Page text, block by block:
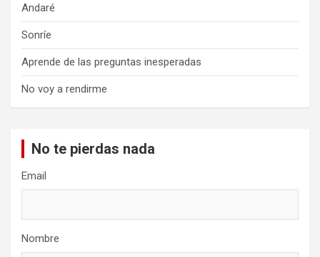
Andaré
Sonríe
Aprende de las preguntas inesperadas
No voy a rendirme
No te pierdas nada
Email
Nombre